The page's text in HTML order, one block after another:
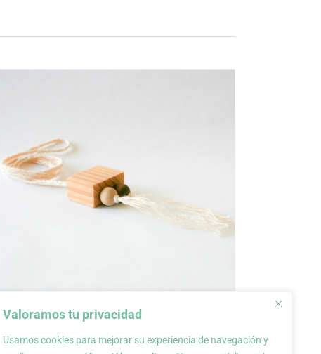
Valoramos tu privacidad
Usamos cookies para mejorar su experiencia de navegación y
Collar de madera, colección